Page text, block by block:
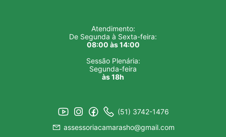
Atendimento:
De Segunda à Sexta-feira:
08:00 às 14:00
Sessão Plenária:
Segunda-feira
às 18h
(51) 3742-1476
assessoriacamarasho@gmail.com